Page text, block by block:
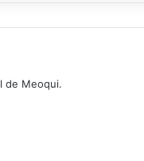
de Meoqui.